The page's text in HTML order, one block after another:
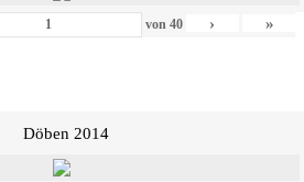
von 40 › »
Döben 2014